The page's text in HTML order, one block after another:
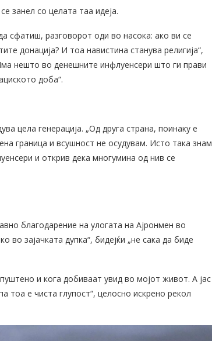
занел со целата таа идеја.
сфатиш, разговорот оди во насока: ако ви се
донација? И тоа навистина станува религија“,
нешто во денешните инфлуенсери што ги прави
доба“.
цела генерација. „Од друга страна, поинаку е
граница и всушност не осудувам. Исто така знам
и открив дека многумина од нив се
благодарение на улогата на Ајронмен во
зајачката дупка“, бидејќи „не сака да биде
и кога добиваат увид во мојот живот. А јас
тоа е чиста глупост“, целосно искрено рекол